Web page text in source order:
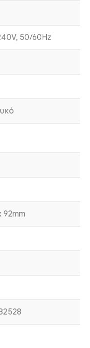
50/60Hz
92mm